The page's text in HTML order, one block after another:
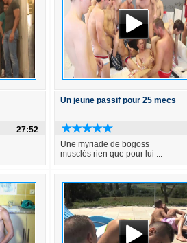
27:52
Un jeune passif pour 25 mecs
Une myriade de bogoss
musclés rien que pour lui ...